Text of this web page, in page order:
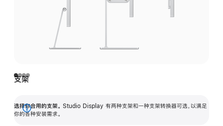
支架
选择你合用的支架。 Studio Display 有两种支架和一种支架转换器可选，以满足
你的各种安装需求。
展